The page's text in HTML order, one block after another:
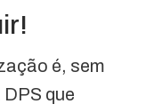
é, sem
que